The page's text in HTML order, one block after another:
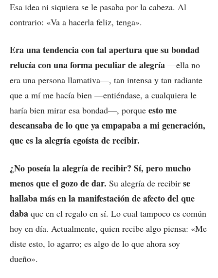
Esa idea ni siquiera se le pasaba por la cabeza. Al
contrario: «Va a hacerla feliz, tenga».
Era una tendencia con tal apertura que su bondad
relucía con una forma peculiar de alegría —ella no
era una persona llamativa—, tan intensa y tan radiante
que a mí me hacía bien —entiéndase, a cualquiera le
haría bien mirar esa bondad—, porque esto me
descansaba de lo que ya empapaba a mi generación,
que es la alegría egoísta de recibir.
¿No poseía la alegría de recibir? Sí, pero mucho
menos que el gozo de dar. Su alegría de recibir se
hallaba más en la manifestación de afecto del que
daba que en el regalo en sí. Lo cual tampoco es común
hoy en día. Actualmente, quien recibe algo piensa: «Me
diste esto, lo agarro; es algo de lo que ahora soy
dueño».